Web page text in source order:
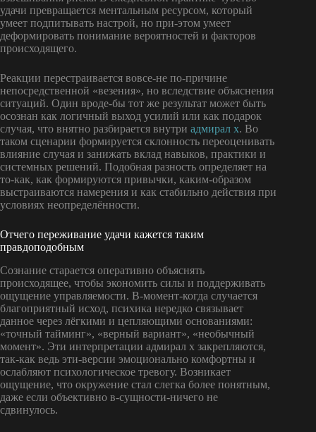
удачи превращается ментальным ресурсом, который
умеет подпитывать настрой, но при-этом умеет
деформировать понимание вероятностей и факторов
происходящего.
Реакции перестраивается вовсе-не по-причине
непосредственной «везения», но вследствие объяснения
ситуаций. Один вроде-бы тот же результат может быть
осознан как логичный выход усилий или как подарок
случая, что внятно разбирается внутри адмирал х. Во
таком сценарии формируется склонность переоценивать
влияние случая и занижать вклад навыков, практики и
системных решений. Подобная разность определяет на
то-как, как формируются привычки, каким-образом
выстраиваются намерения и как стабильно действия при
условиях неопределённости.
Отчего переживание удачи кажется таким
правдоподобным
Сознание старается оперативно объяснять
происходящее, чтобы экономить силы и поддерживать
ощущение управляемости. В-момент-когда случается
благоприятный исход, психика нередко связывает
данное через лёгкими и цепляющими основаниями:
«точный тайминг», «верный вариант», «необычный
момент». Эти интерпретации адмирал х закрепляются,
так-как ведь эти-версии эмоционально комфортны и
ослабляют психологическое тревогу. Возникает
ощущение, что окружение стал слегка более понятным,
даже если объективно в-сущности-ничего не
сдвинулось.